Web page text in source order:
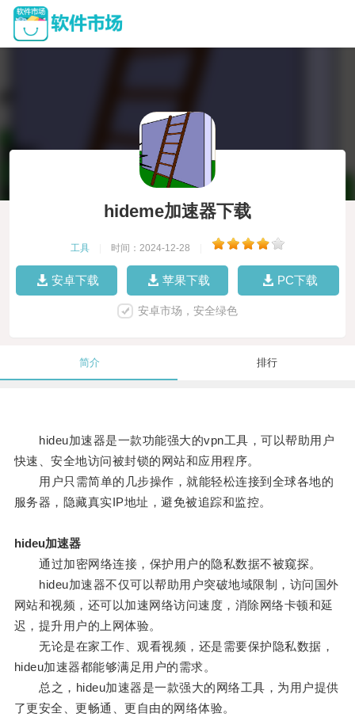
hideme加速器下载
工具 时间：2024-12-28
安卓下载 苹果下载 PC下载
安卓市场，安全绿色
简介 排行
hideu加速器是一款功能强大的vpn工具，可以帮助用户
快速、安全地访问被封锁的网站和应用程序。
用户只需简单的几步操作，就能轻松连接到全球各地的
服务器，隐藏真实IP地址，避免被追踪和监控。
hideu加速器
通过加密网络连接，保护用户的隐私数据不被窥探。
hideu加速器不仅可以帮助用户突破地域限制，访问国外
网站和视频，还可以加速网络访问速度，消除网络卡顿和延
迟，提升用户的上网体验。
无论是在家工作、观看视频，还是需要保护隐私数据，
hideu加速器都能够满足用户的需求。
总之，hideu加速器是一款强大的网络工具，为用户提供
了更安全、更畅通、更自由的网络体验。